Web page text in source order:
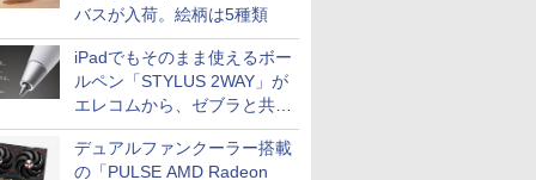
バスが入荷。絵柄は5種類
iPadでもそのまま使えるボー
ルペン「STYLUS 2WAY」が
エレコムから、ゼブラと共同
開発
デュアルファンクーラー搭載
の「PULSE AMD Radeon